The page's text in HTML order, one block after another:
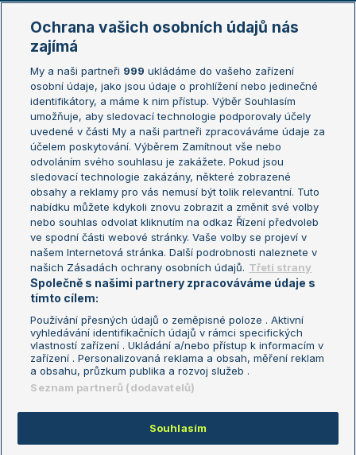
Žebříčky
Žebříček ATP (muži)
Žebříček WTA (ženy)
Sázkařský žebříček
Australian Open
French Open
Wimbledon
US Open
Turnaj mistrů
Turnaj mistryň
Aktualní trendy
Fotbalové přestupy
Livesport Daily
LS Prague Open
Podmínky užití
Nastavení soukromí
GDPR a žurnalistika
Reklama
Kontakt
Informace o zpracování osobních
údajů
Copyright © 2008-2026 TenisPortal.cz. Využíváme zpravodajství ČTK.
Ochrana vašich osobních údajů nás
zajímá
My a naši partneři 999 ukládáme do vašeho zařízení
osobní údaje, jako jsou údaje o prohlížení nebo jedinečné
identifikátory, a máme k nim přístup. Výběr Souhlasím
umožňuje, aby sledovací technologie podporovaly účely
uvedené v části My a naši partneři zpracováváme údaje za
účelem poskytování. Výběrem Zamítnout vše nebo
odvoláním svého souhlasu je zakážete. Pokud jsou
sledovací technologie zakázány, některé zobrazené
obsahy a reklamy pro vás nemusí být tolik relevantní. Tuto
nabídku můžete kdykoli znovu zobrazit a změnit své volby
nebo souhlas odvolat kliknutím na odkaz Řízení předvoleb
ve spodní části webové stránky. Vaše volby se projeví v
našem Internetová stránka. Další podrobnosti naleznete v
našich Zásadách ochrany osobních údajů. Třetí strany
Společně s našimi partnery zpracováváme údaje s
tímto cílem:
Používání přesných údajů o zeměpisné poloze . Aktivní
vyhledávání identifikačních údajů v rámci specifických
vlastností zařízení . Ukládání a/nebo přístup k informacím v
zařízení . Personalizovaná reklama a obsah, měření reklam
a obsahu, průzkum publika a rozvoj služeb .
Seznam partnerů (dodavatelů)
Souhlasím